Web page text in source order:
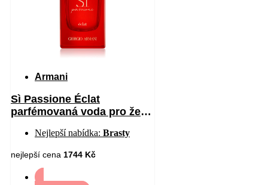
Armani
Sì Passione Éclat
parfémovaná voda pro ženy
Nejlepší nabídka: Brasty
nejlepší cena 1744 Kč